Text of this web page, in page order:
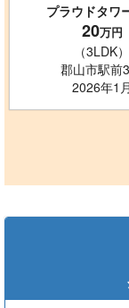
プラウドタワ
20万円
（3LDK）
郡山市駅前
2026年1月